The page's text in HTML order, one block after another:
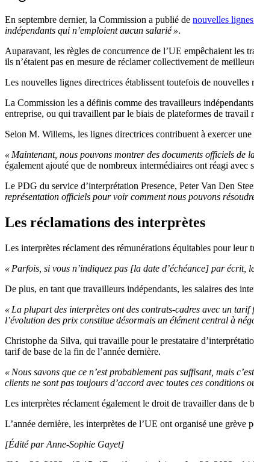
En septembre dernier, la Commission a publié de nouvelles
indépendants qui n’emploient aucun salarié ».
Auparavant, les règles de concurrence de l’UE empêchaient les
ils n’étaient pas en mesure de réclamer collectivement de
Les nouvelles lignes directrices établissent toutefois de nouvelles
La Commission les a définis comme des travailleurs
entreprise, ou qui travaillent par le biais de plateformes de
Selon M. Willems, les lignes directrices contribuent à exercer
« Maintenant, nous pouvons montrer des documents officiels de
également ajouté que de nombreux intermédiaires ont réagi avec
Le PDG du service d’interprétation Presence, Peter Van Den
représentation officiels pour voir comment nous pouvons
Les réclamations des interprètes
Les interprètes réclament des rémunérations équitables pour leur
« Parfois, si vous n’indiquez pas [la date d’échéance] par écrit,
De plus, en tant que travailleurs indépendants, les salaires des
« La plupart des interprètes ont des contrats-cadres avec un
l’évolution des prix constitue désormais un élément central à
Christophe da Silva, qui travaille pour le prestataire
tarif de base de la fin de l’année dernière.
« Nous savons que ce n’est probablement pas suffisant, mais
clients ne sont pas toujours d’accord avec toutes ces conditions
Les interprètes réclament également le droit de travailler dans de
L’année dernière, les interprètes de l’UE ont organisé une
[Édité par Anne-Sophie Gayet]